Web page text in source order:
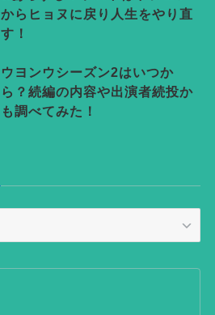
からヒョヌに戻り人生をやり直
す！
ウヨンウシーズン2はいつか
ら？続編の内容や出演者続投か
も調べてみた！